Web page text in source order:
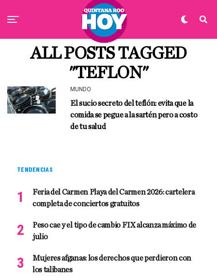
ALL POSTS TAGGED
"TEFLON"
MUNDO
El sucio secreto del teflón: evita que la
comida se pegue a la sartén pero a costo
de tu salud
TENDENCIAS
Feria del Carmen Playa del Carmen 2026: cartelera
completa de conciertos gratuitos
Peso cae y el tipo de cambio FIX alcanza máximo de
julio
Mujeres afganas: los derechos que perdieron con
los talibanes